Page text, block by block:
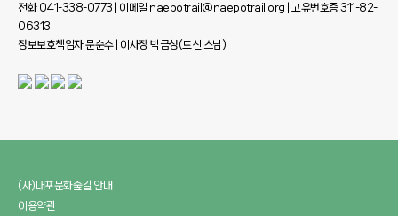
전화 041-338-0773 | 이메일 naepotrail@naepotrail.org | 고유번호증 311-82-
06313
정보보호책임자 문순수 | 이사장 박금성(도신 스님)
(사)내포문화숲길 안내
이용약관